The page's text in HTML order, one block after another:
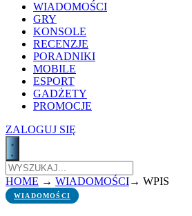
WIADOMOŚCI
GRY
KONSOLE
RECENZJE
PORADNIKI
MOBILE
ESPORT
GADŻETY
PROMOCJE
ZALOGUJ SIĘ
HOME → WIADOMOŚCI→ WPIS
WIADOMOŚCI